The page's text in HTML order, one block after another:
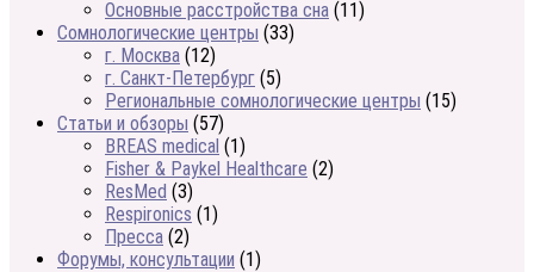
Основные расстройства сна (11)
Сомнологические центры (33)
г. Москва (12)
г. Санкт-Петербург (5)
Региональные сомнологические центры (15)
Статьи и обзоры (57)
BREAS medical (1)
Fisher & Paykel Healthcare (2)
ResMed (3)
Respironics (1)
Пресса (2)
Форумы, консультации (1)